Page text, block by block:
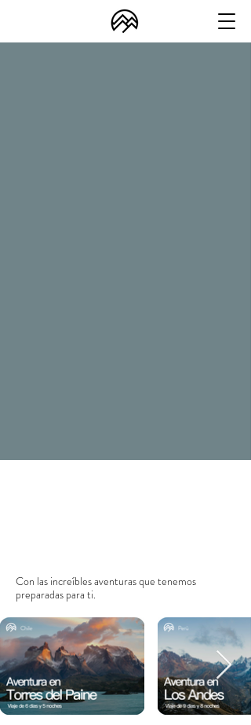
Con las increíbles aventuras que tenemos
preparadas para ti.